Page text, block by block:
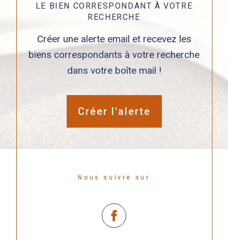
LE BIEN CORRESPONDANT À VOTRE
RECHERCHE
Créer une alerte email et recevez les
biens correspondants à votre recherche
dans votre boîte mail !
Créer l'alerte
Nous suivre sur